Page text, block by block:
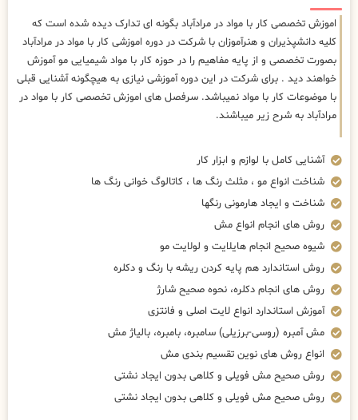
اموزش تخصصی کار با مواد در مرادآباد بگونه ای تدارک دیده شده است که
کلیه دانشپذیران و هنرآموزان با شرکت در دوره اموزشی کار با مواد در مرادآباد
بصورت تخصصی و از پایه مفاهیم را در حوزه کار با مواد شیمیایی مو آموزش
خواهند دید . برای شرکت در این دوره آموزشی نیازی به هیچگونه آشنایی قبلی
با موضوعات کار با مواد نمیباشد. سرفصل های اموزش تخصصی کار با مواد در
مرادآباد به شرح زیر میباشند.
آشنایی کامل با لوازم و ابزار کار
شناخت انواع مو ، مثلث رنگ ها ، کاتالوگ خوانی رنگ ها
شناخت و ایجاد هارمونی رنگها
روش های انجام انواع مش
شیوه صحیح انجام هایلایت و لولایت مو
روش استاندارد هم پایه کردن ریشه با رنگ و دکلره
روش های انجام دکلره، نحوه صحیح شارژ
آموزش استاندارد انواع لایت اصلی و فانتزی
مش آمبره (روسی-برزیلی) سامبره، بامبره، بالیاژ مش
انواع روش های نوین تقسیم بندی مش
روش صحیح مش فویلی و کلاهی بدون ایجاد نشتی
روش صحیح مش فویلی و کلاهی بدون ایجاد نشتی